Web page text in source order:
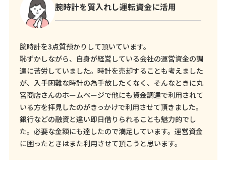
腕時計を質入れし運転資金に活用
腕時計を3点質預かりして頂いています。
恥ずかしながら、自身が経営している会社の運営資金の調
達に苦労していました。時計を売却することも考えました
が、入手困難な時計の為手放したくなく、そんなときに丸
宮商店さんのホームページで他にも資金調達で利用されて
いる方を拝見したのがきっかけで利用させて頂きました。
銀行などの融資と違い即日借りられることも魅力的でし
た。必要な金額にも達したので満足しています。運営資金
に困ったときはまた利用させて頂こうと思います。